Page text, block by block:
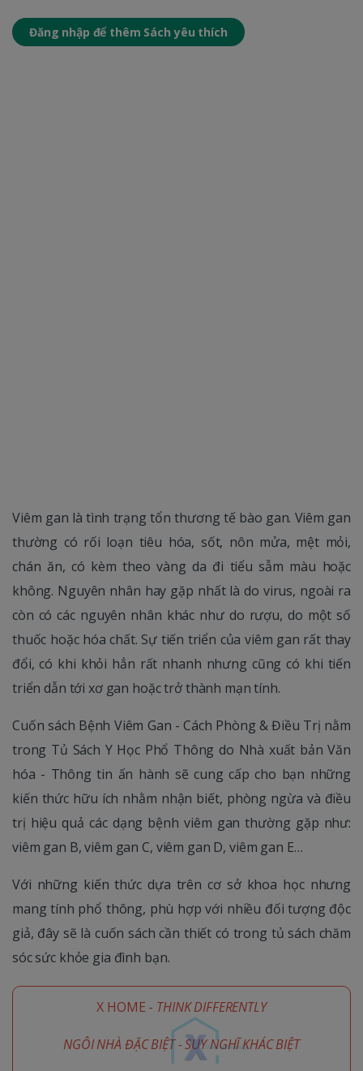
Đăng nhập để thêm Sách yêu thích
Viêm gan là tình trạng tổn thương tế bào gan. Viêm gan
thường có rối loạn tiêu hóa, sốt, nôn mửa, mệt mỏi,
chán ăn, có kèm theo vàng da đi tiểu sẫm màu hoặc
không. Nguyên nhân hay gặp nhất là do virus, ngoài ra
còn có các nguyên nhân khác như do rượu, do một số
thuốc hoặc hóa chất. Sự tiến triển của viêm gan rất thay
đổi, có khi khỏi hẳn rất nhanh nhưng cũng có khi tiến
triển dẫn tới xơ gan hoặc trở thành mạn tính.
Cuốn sách Bệnh Viêm Gan - Cách Phòng & Điều Trị nằm
trong Tủ Sách Y Học Phổ Thông do Nhà xuất bản Văn
hóa - Thông tin ấn hành sẽ cung cấp cho bạn những
kiến thức hữu ích nhằm nhận biết, phòng ngừa và điều
trị hiệu quả các dạng bệnh viêm gan thường gặp như:
viêm gan B, viêm gan C, viêm gan D, viêm gan E…
Với những kiến thức dựa trên cơ sở khoa học nhưng
mang tính phổ thông, phù hợp với nhiều đối tượng độc
giả, đây sẽ là cuốn sách cần thiết có trong tủ sách chăm
sóc sức khỏe gia đình bạn.
X HOME - THINK DIFFERENTLY
NGÔI NHÀ ĐẶC BIỆT - SUY NGHĨ KHÁC BIỆT